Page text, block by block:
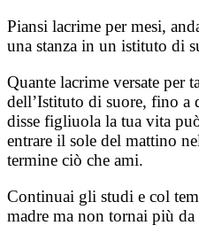
Piansi lacrime per mesi,
una stanza in un istituto di
Quante lacrime versate per
dell’Istituto di suore, fino a
disse figliuola la tua vita
entrare il sole del mattino
termine ciò che ami.
Continuai gli studi e col
madre ma non tornai più da